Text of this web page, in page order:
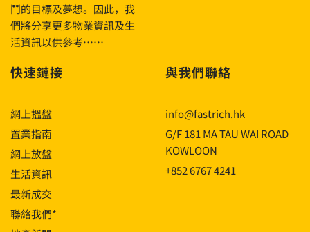
鬥的目標及夢想。因此，我
們將分享更多物業資訊及生
活資訊以供參考……
快速鏈接
網上搵盤
置業指南
網上放盤
生活資訊
最新成交
聯絡我們*
與我們聯絡
info@fastrich.hk
G/F 181 MA TAU WAI ROAD
KOWLOON
+852 6767 4241